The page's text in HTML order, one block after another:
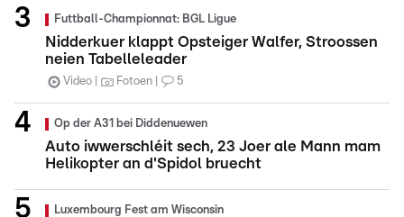
Futtball-Championnat: BGL Ligue
Nidderkuer klappt Opsteiger Walfer, Stroossen
neien Tabelleleader
Video Fotoen 5
Op der A31 bei Diddenuewen
Auto iwwerschléit sech, 23 Joer ale Mann mam
Helikopter an d'Spidol bruecht
Luxembourg Fest am Wisconsin